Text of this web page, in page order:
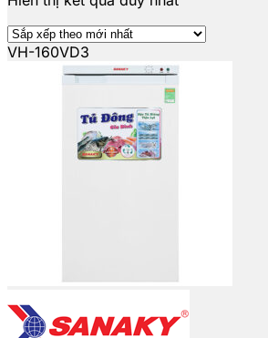
VH-160VD3